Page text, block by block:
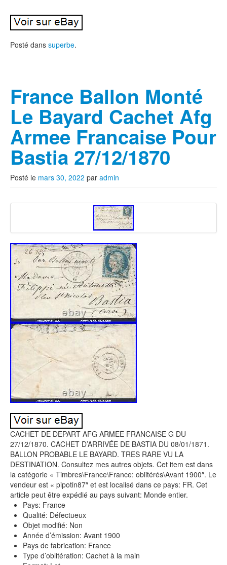
Posté dans superbe.
France Ballon Monté
Le Bayard Cachet Afg
Armee Francaise Pour
Bastia 27/12/1870
Posté le mars 30, 2022 par admin
CACHET DE DEPART AFG ARMEE FRANCAISE G DU
27/12/1870. CACHET D’ARRIVÉE DE BASTIA DU 08/01/1871.
BALLON PROBABLE LE BAYARD. TRES RARE VU LA
DESTINATION. Consultez mes autres objets. Cet item est dans
la catégorie « Timbres\France\France: oblitérés\Avant 1900″. Le
vendeur est « pipotin87″ et est localisé dans ce pays: FR. Cet
article peut être expédié au pays suivant: Monde entier.
Pays: France
Qualité: Défectueux
Objet modifié: Non
Année d’émission: Avant 1900
Pays de fabrication: France
Type d’oblitération: Cachet à la main